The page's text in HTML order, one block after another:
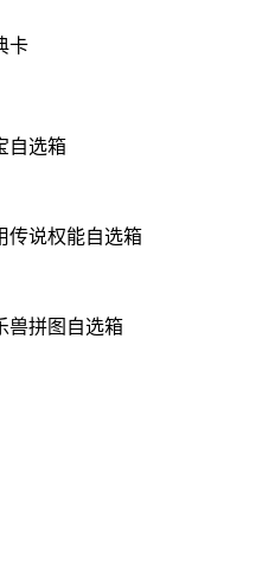
卡
自选箱
传说权能自选箱
兽拼图自选箱